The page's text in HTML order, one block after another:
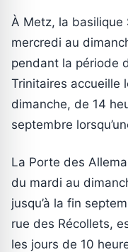
À Metz, la
mercredi au
pendant la période
Trinitaires accueille
dimanche, de 14
septembre
La Porte des
du mardi au
jusqu’à la fin
rue des Récollets,
les jours de 10